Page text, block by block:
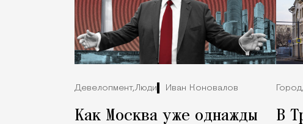
Девелопмент,Люди Иван Коновалов
Как Москва уже однажды
Город,
В